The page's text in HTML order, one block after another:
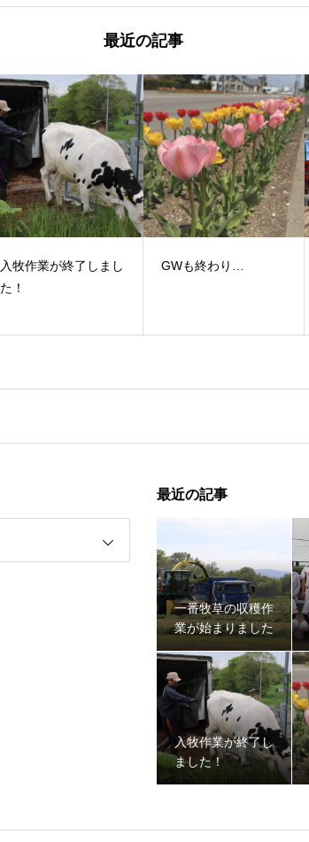
最近の記事
入牧作業が終了しまし
た！
GWも終わり…
最近の記事
一番牧草の収穫作
業が始まりました
入牧作業が終了し
ました！